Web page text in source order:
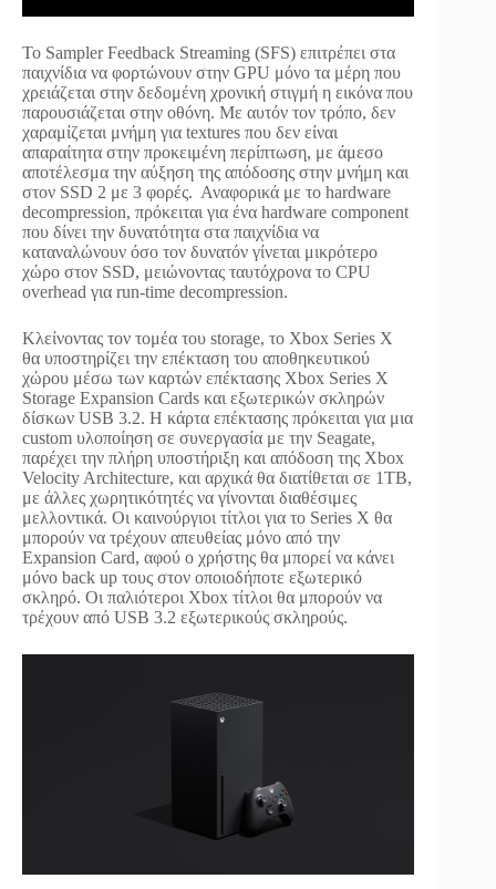
Το Sampler Feedback Streaming (SFS) επιτρέπει στα
παιχνίδια να φορτώνουν στην GPU μόνο τα μέρη που
χρειάζεται στην δεδομένη χρονική στιγμή η εικόνα που
παρουσιάζεται στην οθόνη. Με αυτόν τον τρόπο, δεν
χαραμίζεται μνήμη για textures που δεν είναι
απαραίτητα στην προκειμένη περίπτωση, με άμεσο
αποτέλεσμα την αύξηση της απόδοσης στην μνήμη και
στον SSD 2 με 3 φορές. Αναφορικά με το hardware
decompression, πρόκειται για ένα hardware component
που δίνει την δυνατότητα στα παιχνίδια να
καταναλώνουν όσο τον δυνατόν γίνεται μικρότερο
χώρο στον SSD, μειώνοντας ταυτόχρονα το CPU
overhead για run-time decompression.
Κλείνοντας τον τομέα του storage, το Xbox Series X
θα υποστηρίζει την επέκταση του αποθηκευτικού
χώρου μέσω των καρτών επέκτασης Xbox Series X
Storage Expansion Cards και εξωτερικών σκληρών
δίσκων USB 3.2. Η κάρτα επέκτασης πρόκειται για μια
custom υλοποίηση σε συνεργασία με την Seagate,
παρέχει την πλήρη υποστήριξη και απόδοση της Xbox
Velocity Architecture, και αρχικά θα διατίθεται σε 1TB,
με άλλες χωρητικότητές να γίνονται διαθέσιμες
μελλοντικά. Οι καινούργιοι τίτλοι για το Series X θα
μπορούν να τρέχουν απευθείας μόνο από την
Expansion Card, αφού ο χρήστης θα μπορεί να κάνει
μόνο back up τους στον οποιοδήποτε εξωτερικό
σκληρό. Οι παλιότεροι Xbox τίτλοι θα μπορούν να
τρέχουν από USB 3.2 εξωτερικούς σκληρούς.